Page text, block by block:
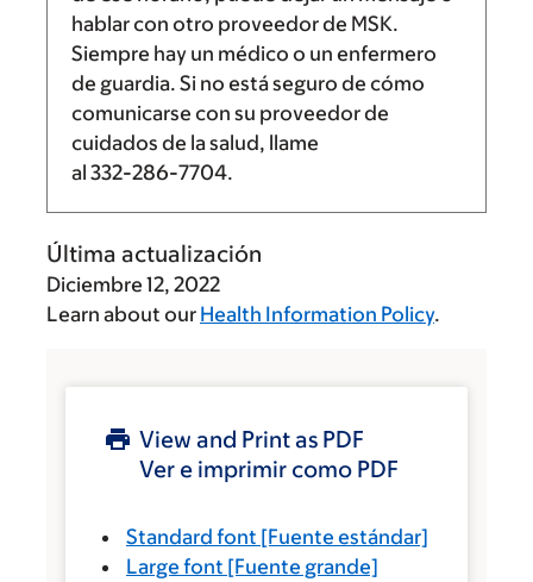
hablar con otro proveedor de MSK.
Siempre hay un médico o un enfermero
de guardia. Si no está seguro de cómo
comunicarse con su proveedor de
cuidados de la salud, llame
al 332-286-7704.
Última actualización
Diciembre 12, 2022
Learn about our Health Information Policy.
View and Print as PDF
Ver e imprimir como PDF
Standard font [Fuente estándar]
Large font [Fuente grande]